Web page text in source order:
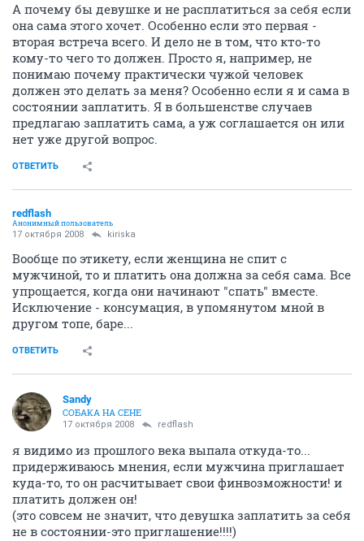
А почему бы девушке и не расплатиться за себя если
она сама этого хочет. Особенно если это первая -
вторая встреча всего. И дело не в том, что кто-то
кому-то чего то должен. Просто я, например, не
понимаю почему практически чужой человек
должен это делать за меня? Особенно если я и сама в
состоянии заплатить. Я в большенстве случаев
предлагаю заплатить сама, а уж соглашается он или
нет уже другой вопрос.
ОТВЕТИТЬ
redflash
Анонимный пользователь
17 октября 2008 kiriska
Вообще по этикету, если женщина не спит с
мужчиной, то и платить она должна за себя сама. Все
упрощается, когда они начинают "спать" вместе.
Исключение - консумация, в упомянутом мной в
другом топе, баре...
ОТВЕТИТЬ
Sandy
СОБАКА НА СЕНЕ
17 октября 2008 redflash
я видимо из прошлого века выпала откуда-то...
придерживаюсь мнения, если мужчина приглашает
куда-то, то он расчитывает свои финвозможности! и
платить должен он!
(это совсем не значит, что девушка заплатить за себя
не в состоянии-это приглашение!!!!)